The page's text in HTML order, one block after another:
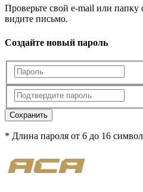
Проверьте свой e-mail или
видите письмо.
Создайте новый пароль
Сохранить
* Длина пароля от 6 до 16